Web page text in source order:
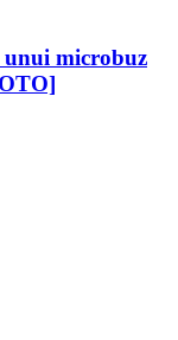
unui microbuz